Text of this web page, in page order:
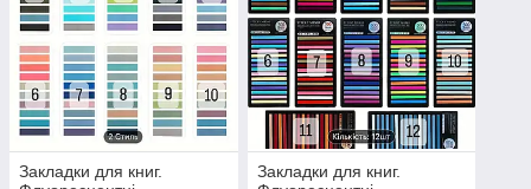
Закладки для книг.
Закладки для книг.